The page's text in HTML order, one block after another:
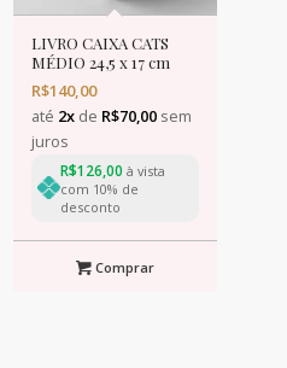
LIVRO CAIXA CATS
MÉDIO 24,5 x 17 cm
R$140,00
até 2xde R$70,00sem
juros
R$126,00 à vista
com 10% de
desconto
Comprar